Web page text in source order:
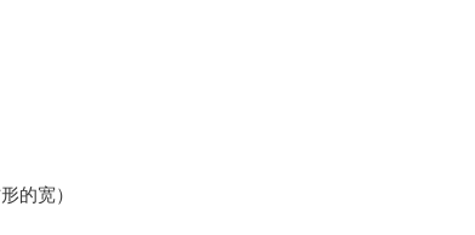
的宽）